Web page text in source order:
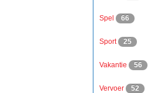
Spel 66
Sport 25
Vakantie 56
Vervoer 52